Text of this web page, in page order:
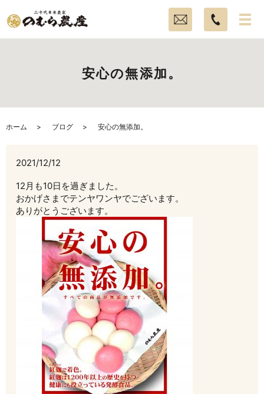
安心の無添加。
ホーム ブログ 安心の無添加。
2021/12/12
12月も10日を過ぎました。
おかげさまでテンヤワンヤでございます。
ありがとうございます。